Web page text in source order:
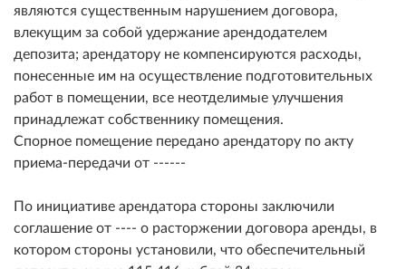
являются существенным нарушением договора,
влекущим за собой удержание арендодателем
депозита; арендатору не компенсируются расходы,
понесенные им на осуществление подготовительных
работ в помещении, все неотделимые улучшения
принадлежат собственнику помещения.
Спорное помещение передано арендатору по акту
приема-передачи от ------
По инициативе арендатора стороны заключили
соглашение от ---- о расторжении договора аренды, в
котором стороны установили, что обеспечительный